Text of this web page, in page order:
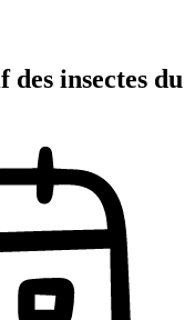
insectes du